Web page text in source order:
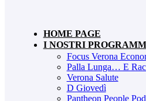
HOME PAGE
I NOSTRI
Focus Verona
Palla Lunga… E
Verona Salute
D Giovedì
Pantheon People